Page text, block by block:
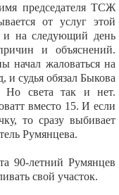
председателя ТСЖ
от услуг этой
и на следующий день
и объяснений.
начал жаловаться на
и судья обязал Быкова
Но света так и нет.
вместо 15. И если
то сразу выбивает
Румянцева.
90-летний Румянцев
свой участок.